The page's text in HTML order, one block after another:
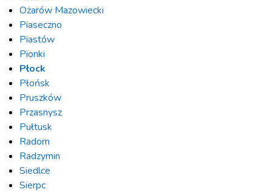
Ożarów Mazowiecki
Piaseczno
Piastów
Pionki
Płock
Płońsk
Pruszków
Przasnysz
Pułtusk
Radom
Radzymin
Siedlce
Sierpc